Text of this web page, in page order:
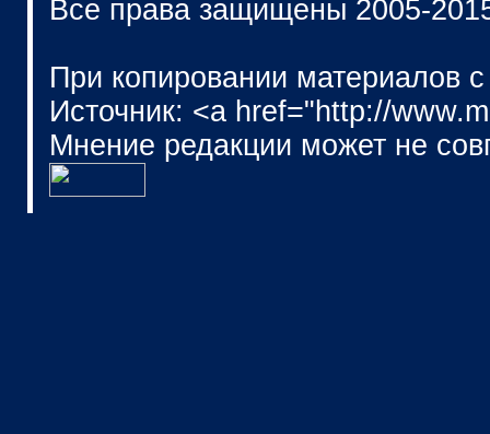
Все права защищены 2005-
При копировании материалов
Источник: <a href="http://
Мнение редакции может не